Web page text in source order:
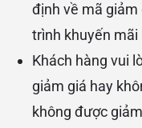
định về mã giảm
trình khuyến mãi
Khách hàng vui
giảm giá hay
không được